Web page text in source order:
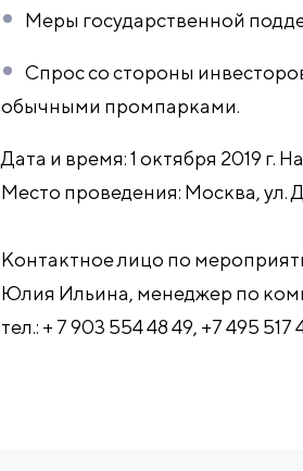
Меры государственной
Спрос со стороны
обычными промпарками.
Дата и время: 1 октября 2019 г.
Место проведения: Москва, ул.
Контактное лицо по
Юлия Ильина, менеджер по
тел.: + 7 903 554 48 49, +7 495 517